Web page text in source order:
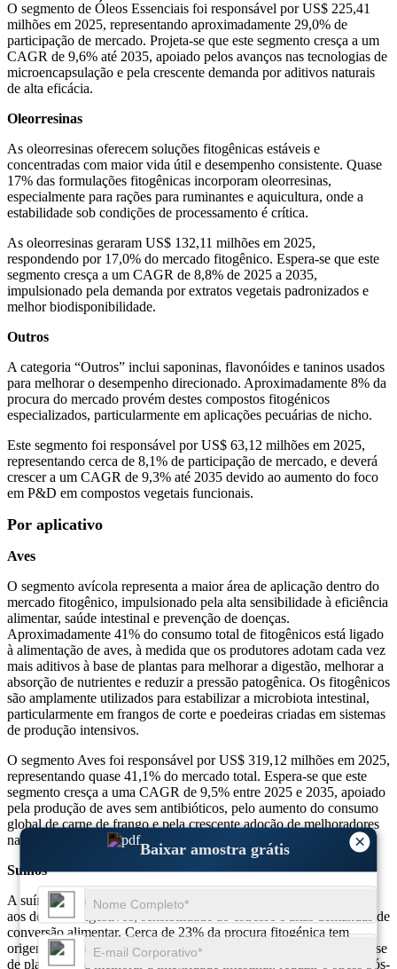
×
Baixar amostra grátis
O segmento de Óleos Essenciais foi responsável por US$ 225,41
milhões em 2025, representando aproximadamente 29,0% de
participação de mercado. Projeta-se que este segmento cresça a um
CAGR de 9,6% até 2035, apoiado pelos avanços nas tecnologias de
microencapsulação e pela crescente demanda por aditivos naturais
de alta eficácia.
Oleorresinas
As oleorresinas oferecem soluções fitogênicas estáveis ​​e
concentradas com maior vida útil e desempenho consistente. Quase
17% das formulações fitogênicas incorporam oleorresinas,
especialmente para rações para ruminantes e aquicultura, onde a
estabilidade sob condições de processamento é crítica.
As oleorresinas geraram US$ 132,11 milhões em 2025,
respondendo por 17,0% do mercado fitogênico. Espera-se que este
segmento cresça a um CAGR de 8,8% de 2025 a 2035,
impulsionado pela demanda por extratos vegetais padronizados e
melhor biodisponibilidade.
Outros
A categoria “Outros” inclui saponinas, flavonóides e taninos usados ​​
para melhorar o desempenho direcionado. Aproximadamente 8% da
procura do mercado provém destes compostos fitogénicos
especializados, particularmente em aplicações pecuárias de nicho.
Este segmento foi responsável por US$ 63,12 milhões em 2025,
representando cerca de 8,1% de participação de mercado, e deverá
crescer a um CAGR de 9,3% até 2035 devido ao aumento do foco
em P&D em compostos vegetais funcionais.
Por aplicativo
Aves
O segmento avícola representa a maior área de aplicação dentro do
mercado fitogênico, impulsionado pela alta sensibilidade à eficiência
alimentar, saúde intestinal e prevenção de doenças.
Aproximadamente 41% do consumo total de fitogênicos está ligado
à alimentação de aves, à medida que os produtores adotam cada vez
mais aditivos à base de plantas para melhorar a digestão, melhorar a
absorção de nutrientes e reduzir a pressão patogênica. Os fitogênicos
são amplamente utilizados para estabilizar a microbiota intestinal,
particularmente em frangos de corte e poedeiras criadas em sistemas
de produção intensivos.
O segmento Aves foi responsável por US$ 319,12 milhões em 2025,
representando quase 41,1% do mercado total. Espera-se que este
segmento cresça a uma CAGR de 9,5% entre 2025 e 2035, apoiado
pela produção de aves sem antibióticos, pelo aumento do consumo
global de carne de frango e pela crescente adoção de melhoradores
naturais de desempenho.
Suínos
A suína é uma importante área de aplicação de fitogênicos devido
aos desafios digestivos, sensibilidade ao estresse e altas demandas de
conversão alimentar. Cerca de 23% da procura fitogénica tem
origem na alimentação de suínos, onde são utilizados aditivos à base
de plantas para melhorar a integridade intestinal, reduzir o stress pós-